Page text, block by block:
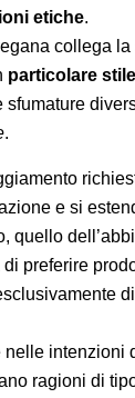
etiche.
collega
particolare
sfumature
.
e si
quello
preferire
intenzioni
ragioni di